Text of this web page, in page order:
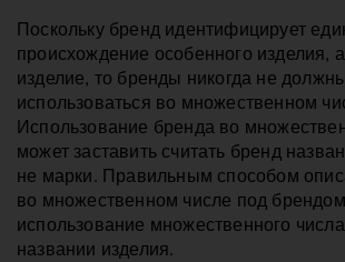
Поскольку бренд идентифицирует
происхождение особенного изделия,
изделие, то бренды никогда не должны
использоваться во множественном
Использование бренда во
может заставить считать бренд
не марки. Правильным способом
во множественном числе под
использование множественного
названии изделия.